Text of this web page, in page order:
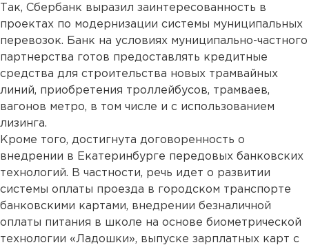
Так, Сбербанк выразил заинтересованность в
проектах по модернизации системы муниципальных
перевозок. Банк на условиях муниципально-частного
партнерства готов предоставлять кредитные
средства для строительства новых трамвайных
линий, приобретения троллейбусов, трамваев,
вагонов метро, в том числе и с использованием
лизинга.
Кроме того, достигнута договоренность о
внедрении в Екатеринбурге передовых банковских
технологий. В частности, речь идет о развитии
системы оплаты проезда в городском транспорте
банковскими картами, внедрении безналичной
оплаты питания в школе на основе биометрической
технологии «Ладошки», выпуске зарплатных карт с